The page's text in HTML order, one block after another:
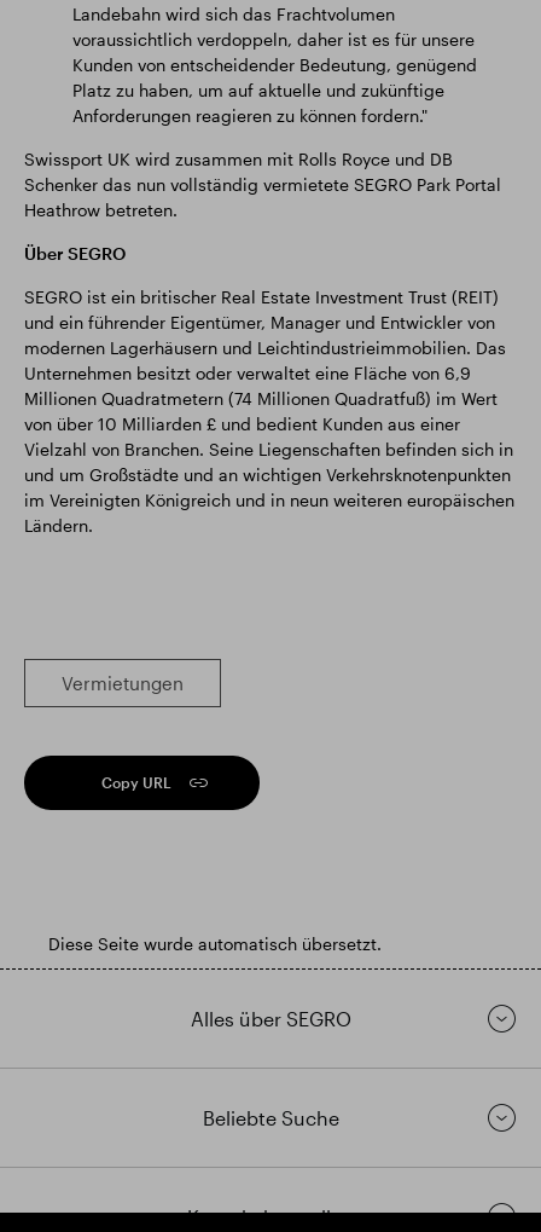
Landebahn wird sich das Frachtvolumen
voraussichtlich verdoppeln, daher ist es für unsere
Kunden von entscheidender Bedeutung, genügend
Platz zu haben, um auf aktuelle und zukünftige
Anforderungen reagieren zu können fordern."
Swissport UK wird zusammen mit Rolls Royce und DB
Schenker das nun vollständig vermietete SEGRO Park Portal
Heathrow betreten.
Über SEGRO
SEGRO ist ein britischer Real Estate Investment Trust (REIT)
und ein führender Eigentümer, Manager und Entwickler von
modernen Lagerhäusern und Leichtindustrieimmobilien. Das
Unternehmen besitzt oder verwaltet eine Fläche von 6,9
Millionen Quadratmetern (74 Millionen Quadratfuß) im Wert
von über 10 Milliarden £ und bedient Kunden aus einer
Vielzahl von Branchen. Seine Liegenschaften befinden sich in
und um Großstädte und an wichtigen Verkehrsknotenpunkten
im Vereinigten Königreich und in neun weiteren europäischen
Ländern.
Vermietungen
Copy URL
Diese Seite wurde automatisch übersetzt.
Alles über SEGRO
Beliebte Suche
Kontakt herstellen